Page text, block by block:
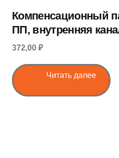
Компенсационный
ПП, внутренняя
372,00 ₽
Читать далее